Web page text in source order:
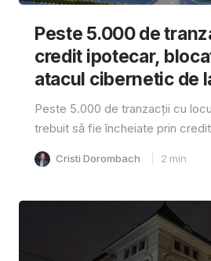
Peste 5.000 de
credit ipotecar,
atacul cibernetic de
Peste 5.000 de tranzacții cu
trebuit să fie încheiate prin
Cristi Dorombach 2 min